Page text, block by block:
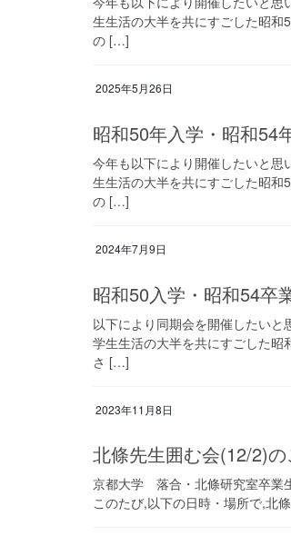
生生活の大半を共にすごした昭
の […]
2025年5月26日
昭和50年入学・昭和
今年も以下により開催したいと
生生活の大半を共にすごした昭
の […]
2024年7月9日
昭和50入学・昭和54
以下により同期会を開催したい
学生生活の大半を共にすごした
さ […]
2023年11月8日
北條先生囲む会(12/2)
京都大学 落合・北條研究室卒業
このたび,以下の日時・場所で,